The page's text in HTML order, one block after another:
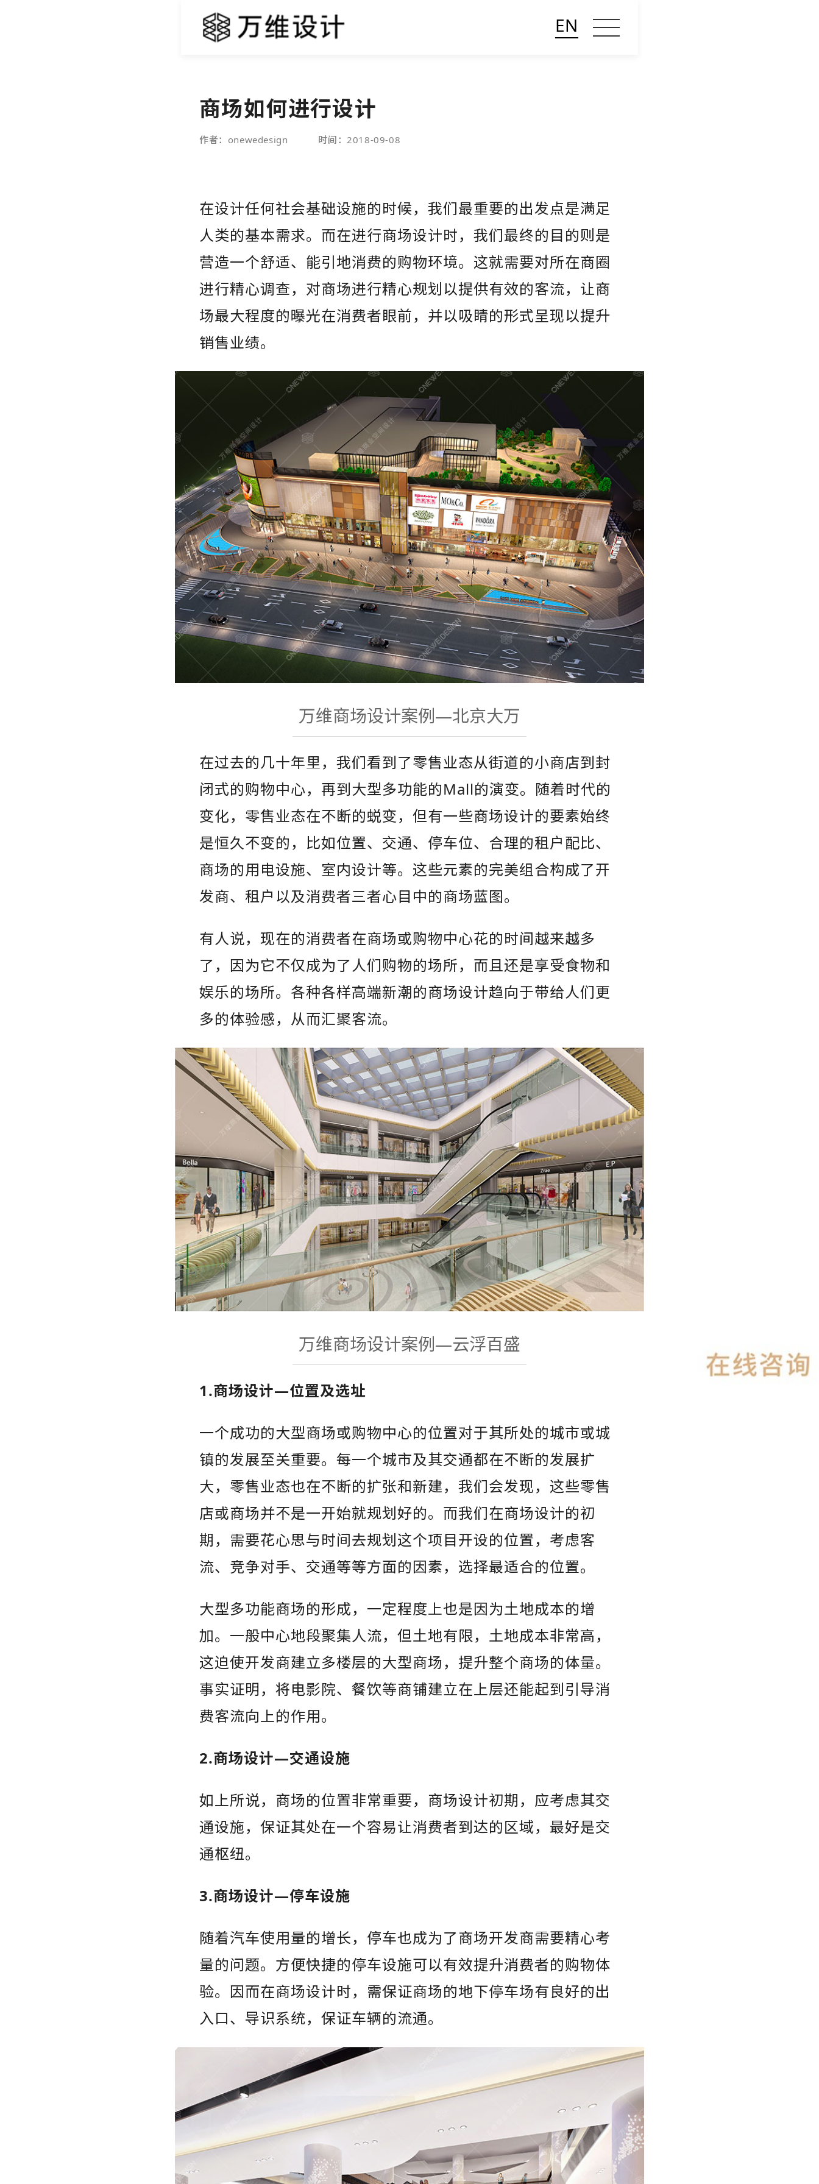
EN
商场如何进行设计
作者：onewedesign 时间：2018-09-08
在设计任何社会基础设施的时候，我们最重要的出发点是满足
人类的基本需求。而在进行商场设计时，我们最终的目的则是
营造一个舒适、能引地消费的购物环境。这就需要对所在商圈
进行精心调查，对商场进行精心规划以提供有效的客流，让商
场最大程度的曝光在消费者眼前，并以吸睛的形式呈现以提升
销售业绩。
万维商场设计案例—北京大万
在过去的几十年里，我们看到了零售业态从街道的小商店到封
闭式的购物中心，再到大型多功能的Mall的演变。随着时代的
变化，零售业态在不断的蜕变，但有一些商场设计的要素始终
是恒久不变的，比如位置、交通、停车位、合理的租户配比、
商场的用电设施、室内设计等。这些元素的完美组合构成了开
发商、租户以及消费者三者心目中的商场蓝图。
有人说，现在的消费者在商场或购物中心花的时间越来越多
了，因为它不仅成为了人们购物的场所，而且还是享受食物和
娱乐的场所。各种各样高端新潮的商场设计趋向于带给人们更
多的体验感，从而汇聚客流。
万维商场设计案例—云浮百盛
1.商场设计—位置及选址
一个成功的大型商场或购物中心的位置对于其所处的城市或城
镇的发展至关重要。每一个城市及其交通都在不断的发展扩
大，零售业态也在不断的扩张和新建，我们会发现，这些零售
店或商场并不是一开始就规划好的。而我们在商场设计的初
期，需要花心思与时间去规划这个项目开设的位置，考虑客
流、竞争对手、交通等等方面的因素，选择最适合的位置。
大型多功能商场的形成，一定程度上也是因为土地成本的增
加。一般中心地段聚集人流，但土地有限，土地成本非常高，
这迫使开发商建立多楼层的大型商场，提升整个商场的体量。
事实证明，将电影院、餐饮等商铺建立在上层还能起到引导消
费客流向上的作用。
2.商场设计—交通设施
如上所说，商场的位置非常重要，商场设计初期，应考虑其交
通设施，保证其处在一个容易让消费者到达的区域，最好是交
通枢纽。
3.商场设计—停车设施
随着汽车使用量的增长，停车也成为了商场开发商需要精心考
量的问题。方便快捷的停车设施可以有效提升消费者的购物体
验。因而在商场设计时，需保证商场的地下停车场有良好的出
入口、导识系统，保证车辆的流通。